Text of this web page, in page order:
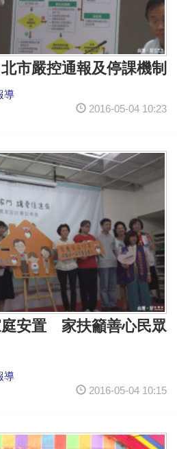
市嚴控通報及停課機制
導
2016-05-04 10:23
庭安置 家扶籲善心民眾
導
2016-05-04 10:15